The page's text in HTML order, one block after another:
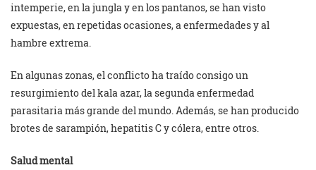
intemperie, en la jungla y en los pantanos, se han visto
expuestas, en repetidas ocasiones, a enfermedades y al
hambre extrema.
En algunas zonas, el conflicto ha traído consigo un
resurgimiento del kala azar, la segunda enfermedad
parasitaria más grande del mundo. Además, se han producido
brotes de sarampión, hepatitis C y cólera, entre otros.
Salud mental